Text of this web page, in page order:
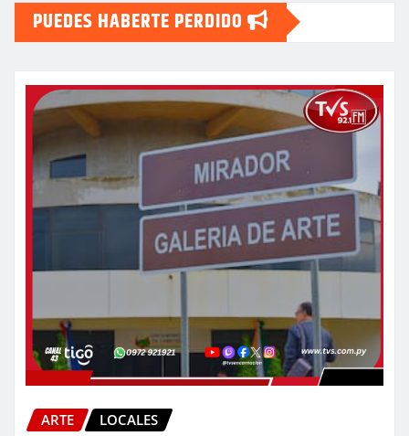
PUEDES HABERTE PERDIDO
ARTE LOCALES